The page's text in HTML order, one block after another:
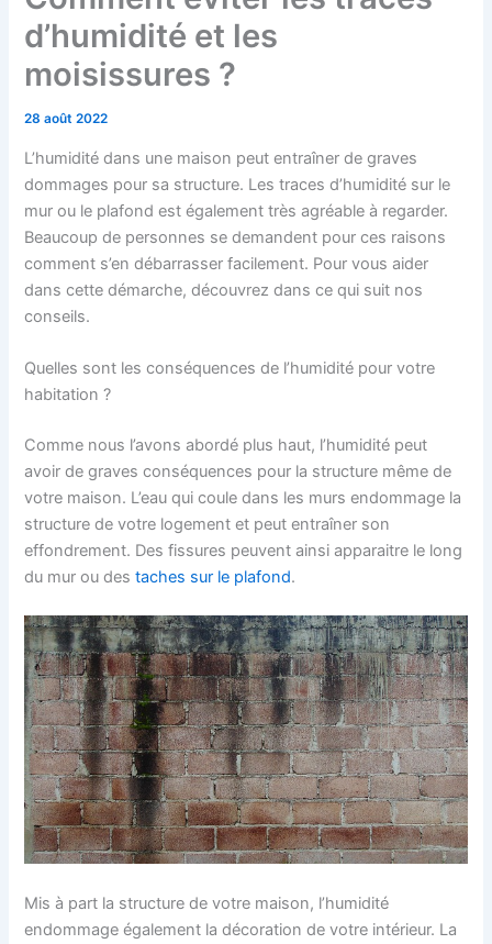
d’humidité et les
moisissures ?
28 août 2022
L’humidité dans une maison peut entraîner de graves
dommages pour sa structure. Les traces d’humidité sur le
mur ou le plafond est également très agréable à regarder.
Beaucoup de personnes se demandent pour ces raisons
comment s’en débarrasser facilement. Pour vous aider
dans cette démarche, découvrez dans ce qui suit nos
conseils.
Quelles sont les conséquences de l’humidité pour votre
habitation ?
Comme nous l’avons abordé plus haut, l’humidité peut
avoir de graves conséquences pour la structure même de
votre maison. L’eau qui coule dans les murs endommage la
structure de votre logement et peut entraîner son
effondrement. Des fissures peuvent ainsi apparaitre le long
du mur ou destaches sur le plafond.
Mis à part la structure de votre maison, l’humidité
endommage également la décoration de votre intérieur. La